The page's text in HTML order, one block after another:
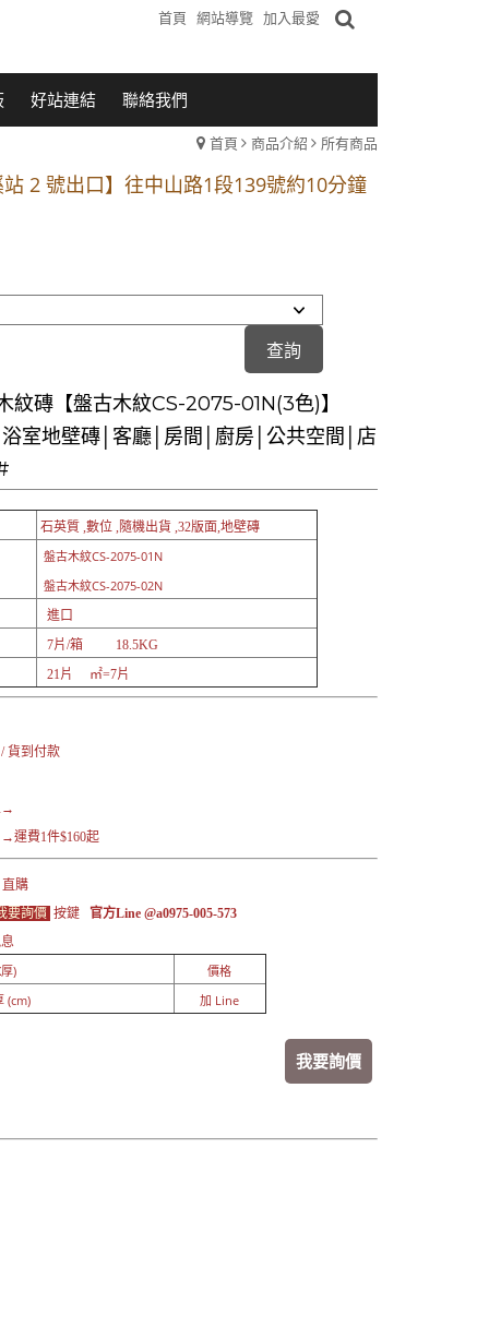
首頁 網站導覽 加入最愛
好站連結 聯絡我們
首頁 商品介紹 所有商品
段 到永平路路口(樂華夜市口)門口可停車
2 號出口】往中山路1段139號約10分鐘
2 號出口】往中山路1段139號約10分鐘
客戶加入 LINE官方帳號@a0975005573
紋磚【盤古木紋CS-2075-01N(3色)】
室地壁磚│客廳│房間│廚房│公共空間│店
石英質 ,數位 ,隨機出貨 ,32版面,地壁磚
盤古木紋CS-2075-01N
盤古木紋CS-2075-02N
進口
7片/箱 18.5KG
21片 ㎡=7片
貨到付款
→
費1件$160起
購
要詢價 按鍵
官方Line @a0975-005-573
)
價格
(cm)
加 Line
我要詢價